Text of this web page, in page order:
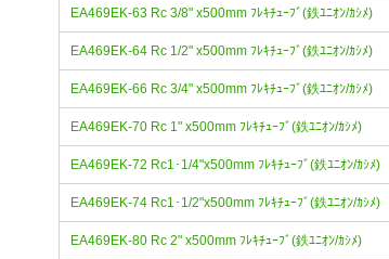
EA469EK-63 Rc 3/8" x500mm ﾌﾚｷﾁｭｰﾌﾞ(鉄ﾕﾆｵﾝ/ｶｼﾒ)
EA469EK-64 Rc 1/2" x500mm ﾌﾚｷﾁｭｰﾌﾞ(鉄ﾕﾆｵﾝ/ｶｼﾒ)
EA469EK-66 Rc 3/4" x500mm ﾌﾚｷﾁｭｰﾌﾞ(鉄ﾕﾆｵﾝ/ｶｼﾒ)
EA469EK-70 Rc 1" x500mm ﾌﾚｷﾁｭｰﾌﾞ(鉄ﾕﾆｵﾝ/ｶｼﾒ)
EA469EK-72 Rc1･1/4"x500mm ﾌﾚｷﾁｭｰﾌﾞ(鉄ﾕﾆｵﾝ/ｶｼﾒ)
EA469EK-74 Rc1･1/2"x500mm ﾌﾚｷﾁｭｰﾌﾞ(鉄ﾕﾆｵﾝ/ｶｼﾒ)
EA469EK-80 Rc 2" x500mm ﾌﾚｷﾁｭｰﾌﾞ(鉄ﾕﾆｵﾝ/ｶｼﾒ)